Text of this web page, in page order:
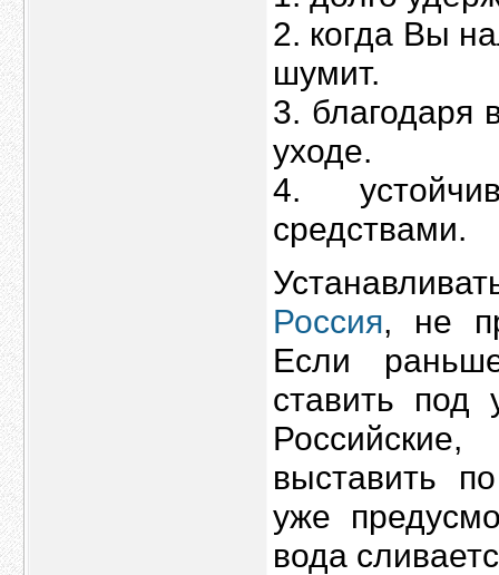
2. когда Вы
шумит.
3. благодаря
уходе.
4.
средствами.
Россия, не
Если
ставить под
выставить
уже
вода